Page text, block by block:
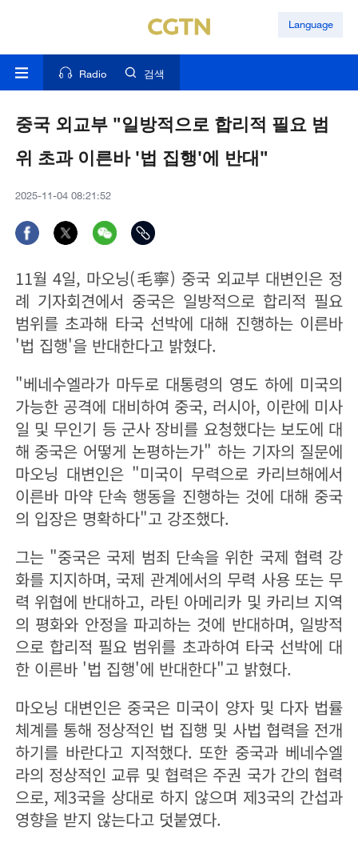
Language
Radio 검색
중국 외교부 "일방적으로 합리적 필요 범
위 초과 이른바 '법 집행'에 반대"
2025-11-04 08:21:52
11월 4일, 마오닝(毛寧) 중국 외교부 대변인은 정
례 기자회견에서 중국은 일방적으로 합리적 필요
범위를 초과해 타국 선박에 대해 진행하는 이른바
'법 집행'을 반대한다고 밝혔다.
"베네수엘라가 마두로 대통령의 영도 하에 미국의
가능한 공격에 대비하여 중국, 러시아, 이란에 미사
일 및 무인기 등 군사 장비를 요청했다는 보도에 대
해 중국은 어떻게 논평하는가" 하는 기자의 질문에
마오닝 대변인은 "미국이 무력으로 카리브해에서
이른바 마약 단속 행동을 진행하는 것에 대해 중국
의 입장은 명확하다"고 강조했다.
그는 "중국은 국제 범죄 단속을 위한 국제 협력 강
화를 지지하며, 국제 관계에서의 무력 사용 또는 무
력 위협에 반대하고, 라틴 아메리카 및 카리브 지역
의 평화와 안정을 파괴하는 것에 반대하며, 일방적
으로 합리적 필요 범위를 초과하여 타국 선박에 대
한 이른바 '법 집행'에 반대한다"고 밝혔다.
마오닝 대변인은 중국은 미국이 양자 및 다자 법률
체계를 통해 정상적인 법 집행 및 사법 협력을 전개
하기를 바란다고 지적했다. 또한 중국과 베네수엘
라의 정상적인 교류 및 협력은 주권 국가 간의 협력
으로, 제3국을 상대로 하지 않으며 제3국의 간섭과
영향을 받지 않는다고 덧붙였다.